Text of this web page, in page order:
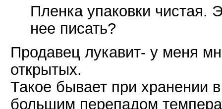
Пленка упаковки чистая.
нее писать?
Продавец лукавит- у меня
открытых.
Такое бывает при хранении
большим перепадом